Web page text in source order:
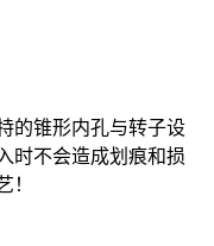
的锥形内孔与转子设
时不会造成划痕和损
！